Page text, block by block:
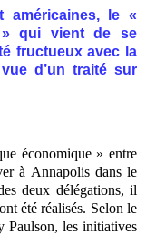
américaines, le «
» qui vient de se
fructueux avec la
d’un traité sur
économique » entre
à Annapolis dans le
deux délégations, il
été réalisés. Selon le
Paulson, les initiatives